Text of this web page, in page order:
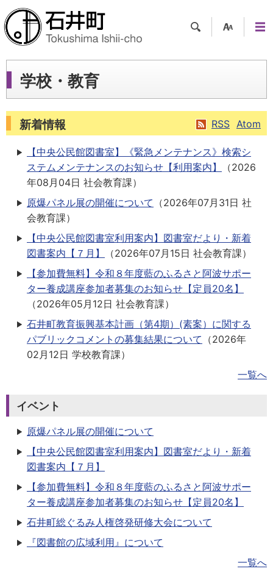
ツー
ュー
学校・教育
新着情報 RSS Atom
【中央公民館図書室】《緊急メンテナンス》検索シ
ステムメンテナンスのお知らせ【利用案内】
（2026
年08月04日 社会教育課）
原爆パネル展の開催について （2026年07月31日 社
会教育課）
【中央公民館図書室利用案内】図書室だより・新着
図書案内【７月】
（2026年07月15日 社会教育課）
【参加費無料】令和８年度藍のふるさと阿波サポー
ター養成講座参加者募集のお知らせ【定員20名】
（2026年05月12日 社会教育課）
石井町教育振興基本計画（第4期）(素案）に関する
パブリックコメントの募集結果について （2026年
02月12日 学校教育課）
一覧へ
イベント
原爆パネル展の開催について
【中央公民館図書室利用案内】図書室だより・新着
図書案内【７月】
【参加費無料】令和８年度藍のふるさと阿波サポー
ター養成講座参加者募集のお知らせ【定員20名】
石井町総ぐるみ人権啓発研修大会について
『図書館の広域利用』について
一覧へ